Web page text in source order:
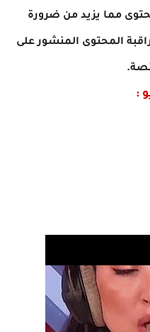
مما يزيد من ضرورة
المحتوى المنشور على
: